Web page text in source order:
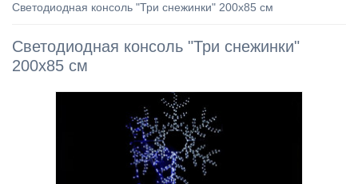
Светодиодная консоль "Три снежинки" 200х85 см
Светодиодная консоль "Три снежинки"
200х85 см